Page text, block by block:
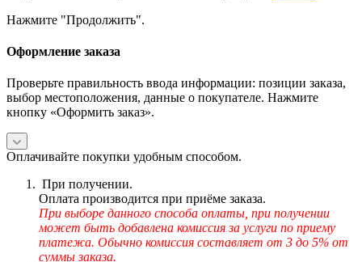
Нажмите "Продолжить".
Оформление заказа
Проверьте правильность ввода информации: позиции заказа,
выбор местоположения, данные о покупателе. Нажмите
кнопку «Оформить заказ».
Оплачивайте покупки удобным способом.
При получении.
Оплата производится при приёме заказа.
При выборе данного способа оплаты, при получении
может быть добавлена комиссия за услуги по приему
платежа. Обычно комиссия составляет от 3 до 5% от
суммы заказа.